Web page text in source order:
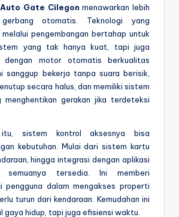
Auto Gate Cilegon menawarkan lebih
otomatis. Teknologi yang
pengembangan bertahap untuk
yang tak hanya kuat, tapi juga
dengan motor otomatis berkualitas
sanggup bekerja tanpa suara berisik,
secara halus, dan memiliki sistem
menghentikan gerakan jika terdeteksi
sistem kontrol aksesnya bisa
kebutuhan. Mulai dari sistem kartu
hingga integrasi dengan aplikasi
semuanya tersedia. Ini memberi
pengguna dalam mengakses properti
turun dari kendaraan. Kemudahan ini
gaya hidup, tapi juga efisiensi waktu.